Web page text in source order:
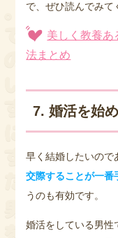
で、ぜひ読んでみて
美しく教養あ
法まとめ
7. 婚活を始
早く結婚したいので
交際することが一番
うのも有効です。
婚活をしている男性